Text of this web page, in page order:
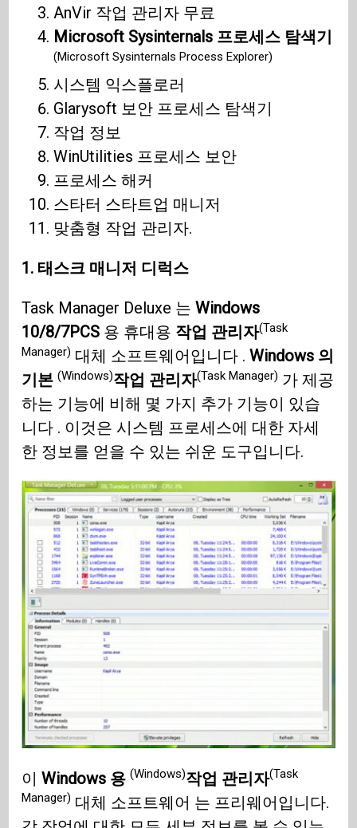
AnVir 작업 관리자 무료
Microsoft Sysinternals 프로세스 탐색기
(Microsoft Sysinternals Process Explorer)
시스템 익스플로러
Glarysoft 보안 프로세스 탐색기
작업 정보
WinUtilities 프로세스 보안
프로세스 해커
스타터 스타트업 매니저
맞춤형 작업 관리자.
1. 태스크 매니저 디럭스
Task Manager Deluxe 는Windows
10/8/7PCS 용 휴대용 작업 관리자(Task
Manager) 대체 소프트웨어입니다 .Windows 의
기본(Windows)작업 관리자(Task Manager) 가 제공
하는 기능에 비해 몇 가지 추가 기능이 있습
니다 . 이것은 시스템 프로세스에 대한 자세
한 정보를 얻을 수 있는 쉬운 도구입니다.
이Windows 용(Windows)작업 관리자(Task
Manager) 대체 소프트웨어 는 프리웨어입니다.